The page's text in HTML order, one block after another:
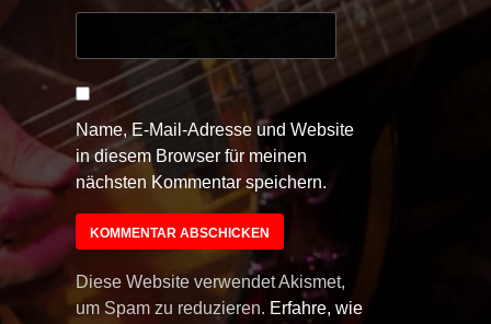
Name, E-Mail-Adresse und Website
in diesem Browser für meinen
nächsten Kommentar speichern.
Diese Website verwendet Akismet,
um Spam zu reduzieren. Erfahre, wie